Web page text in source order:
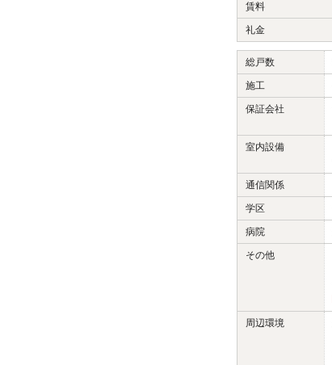
賃料
礼金
総戸数
施工
保証会社
室内設備
通信関係
学区
病院
その他
周辺環境